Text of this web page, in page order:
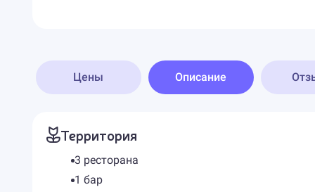
Цены Описание
Территория
3 ресторана
1 бар